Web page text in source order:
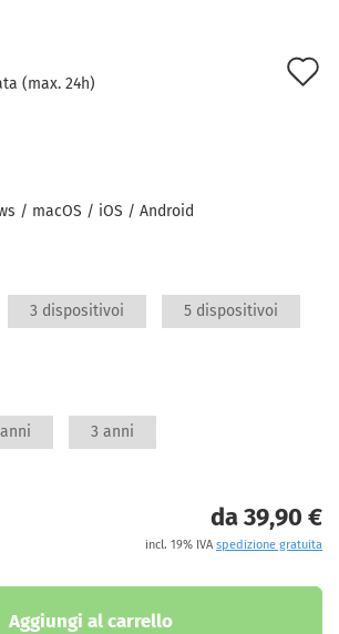
(max. 24h)
/ macOS / iOS / Android
3 dispositivoi 5 dispositivoi
3 anni
da 39,90 €
incl. 19% IVA spedizione gratuita
Aggiungi al carrello